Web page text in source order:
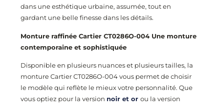
dans une esthétique urbaine, assumée, tout en
gardant une belle finesse dans les détails.
Monture raffinée Cartier CT0286O-004 Une monture
contemporaine et sophistiquée
Disponible en plusieurs nuances et plusieurs tailles, la
monture Cartier CT0286O-004 vous permet de choisir
le modèle qui reflète le mieux votre personnalité. Que
vous optiez pour la version noir et or ou la version